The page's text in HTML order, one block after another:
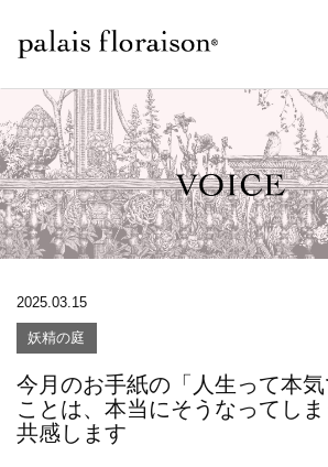
2025.03.15
妖精の庭
今月のお手紙の「人生って本
ことは、本当にそうなってし
共感します